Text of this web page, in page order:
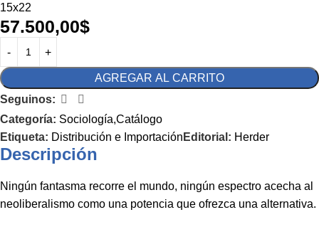
15x22
57.500,00$
AGREGAR AL CARRITO
Seguinos:
Categoría: Sociología,Catálogo
Etiqueta: Distribución e Importación Editorial: Herder
Descripción
Ningún fantasma recorre el mundo, ningún espectro acecha al
neoliberalismo como una potencia que ofrezca una alternativa.